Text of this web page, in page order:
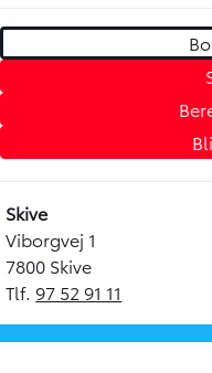
Skive
Viborgvej 1
7800 Skive
Tlf.97 52 91 11